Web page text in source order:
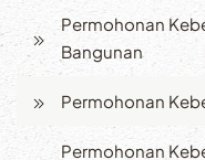
Permohonan
Bangunan
Permohonan
Permohonan